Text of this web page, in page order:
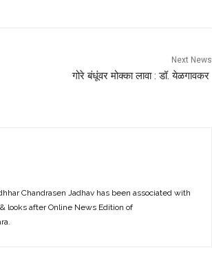
Next News
गोरे बंधूंवर मोक्का लावा : डॉ. येळगावकर
Chandrasen Jadhav has been associated with
looks after Online News Edition of